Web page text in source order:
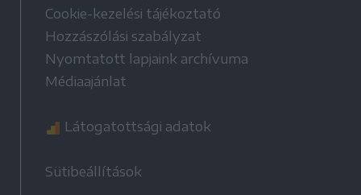
Cookie-kezelési tájékoztató
Hozzászólási szabályzat
Nyomtatott lapjaink archívuma
Médiaajánlat
Látogatottsági adatok
Sütibeállítások